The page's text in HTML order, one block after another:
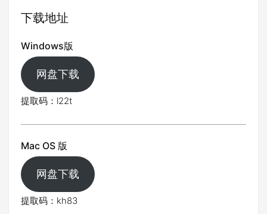
下载地址
Windows版
网盘下载
提取码：l22t
Mac OS 版
网盘下载
提取码：kh83